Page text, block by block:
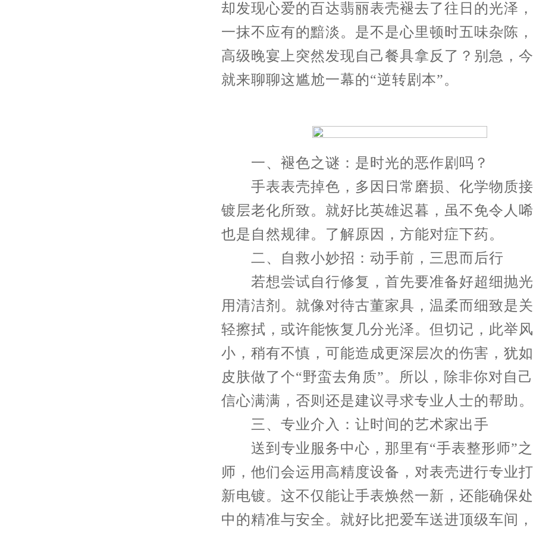
却发现心爱的百达翡丽表壳褪去了往日的光泽
一抹不应有的黯淡。是不是心里顿时五味杂陈
高级晚宴上突然发现自己餐具拿反了？别急，
就来聊聊这尴尬一幕的“逆转剧本”。
一、褪色之谜：是时光的恶作剧吗？
手表表壳掉色，多因日常磨损、化学物质
镀层老化所致。就好比英雄迟暮，虽不免令人
也是自然规律。了解原因，方能对症下药。
二、自救小妙招：动手前，三思而后行
若想尝试自行修复，首先要准备好超细抛
用清洁剂。就像对待古董家具，温柔而细致是
轻擦拭，或许能恢复几分光泽。但切记，此举
小，稍有不慎，可能造成更深层次的伤害，犹
皮肤做了个“野蛮去角质”。所以，除非你对自
信心满满，否则还是建议寻求专业人士的帮助。
三、专业介入：让时间的艺术家出手
送到专业服务中心，那里有“手表整形师”
师，他们会运用高精度设备，对表壳进行专业
新电镀。这不仅能让手表焕然一新，还能确保
中的精准与安全。就好比把爱车送进顶级车间